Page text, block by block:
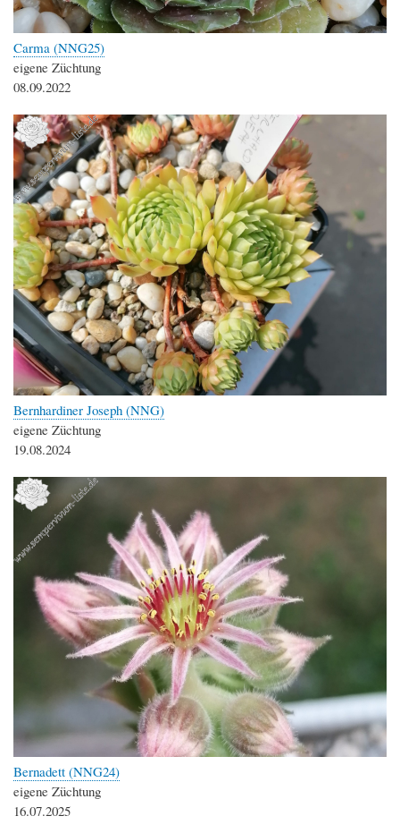
Carma (NNG25)
eigene Züchtung
08.09.2022
Bernhardiner Joseph (NNG)
eigene Züchtung
19.08.2024
Bernadett (NNG24)
eigene Züchtung
16.07.2025